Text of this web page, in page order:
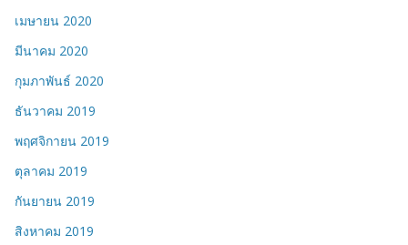
เมษายน 2020
มีนาคม 2020
กุมภาพันธ์ 2020
ธันวาคม 2019
พฤศจิกายน 2019
ตุลาคม 2019
กันยายน 2019
สิงหาคม 2019